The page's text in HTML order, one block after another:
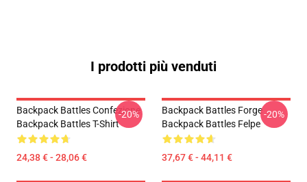
I prodotti più venduti
Backpack Battles Confezione
Backpack Battles T-Shirt
24,38 € - 28,06 €
-20%
Backpack Battles Forge
Backpack Battles Felpe
37,67 € - 44,11 €
-20%